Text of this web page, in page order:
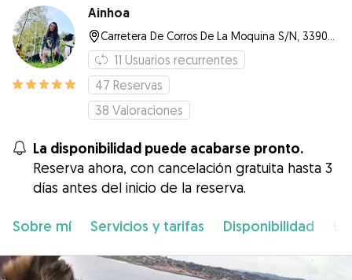
Ainhoa
11 Usuarios recurrentes
47 Reservas
38 Valoraciones
La disponibilidad puede acabarse pronto.
Reserva ahora, con cancelación gratuita hasta 3
días antes del inicio de la reserva.
Sobre mí Servicios y tarifas Disponibilidad